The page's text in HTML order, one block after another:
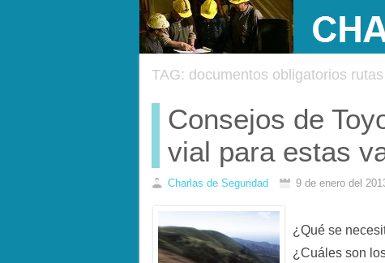
TAG: documentos obligatorios
Consejos de
vial para estas
Charlas de Seguridad 9 de enero del
¿Qué se
¿Cuáles son